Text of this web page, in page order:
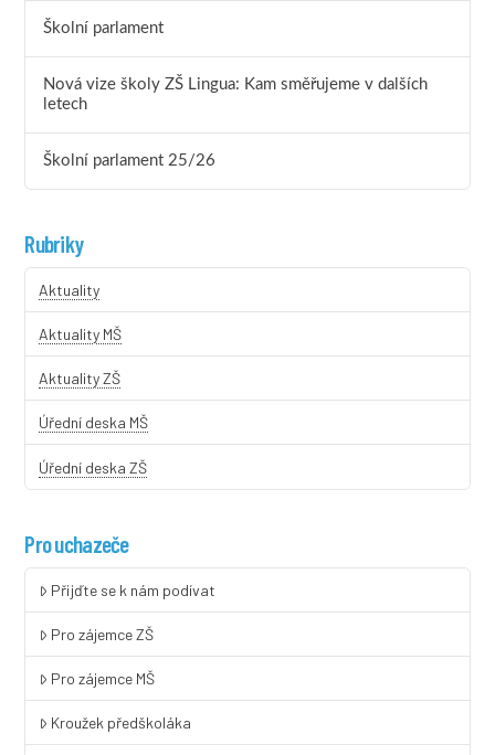
Školní parlament
Nová vize školy ZŠ Lingua: Kam směřujeme v dalších
letech
Školní parlament 25/26
Rubriky
Aktuality
Aktuality MŠ
Aktuality ZŠ
Úřední deska MŠ
Úřední deska ZŠ
Pro uchazeče
Přijďte se k nám podívat
Pro zájemce ZŠ
Pro zájemce MŠ
Kroužek předškoláka